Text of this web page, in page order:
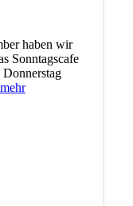
haben wir
Sonntagscafe
mehr